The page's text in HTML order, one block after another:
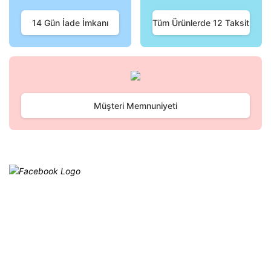
14 Gün İade İmkanı Tüm Ürünlerde 12 Taksit
Müşteri Memnuniyeti